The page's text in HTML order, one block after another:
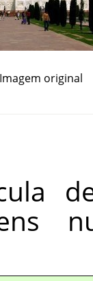
Imagem original